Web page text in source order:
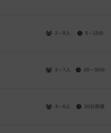
2～8人 5～10分
3～7人 20～50分
3～6人 20分前後